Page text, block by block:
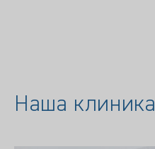
Наша клиника